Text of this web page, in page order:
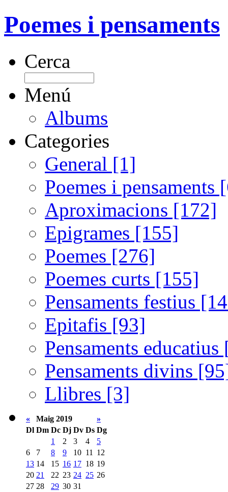
Poemes i pensaments
Cerca
Menú
Albums
Categories
General [1]
Poemes i pensaments
Aproximacions [172]
Epigrames [155]
Poemes [276]
Poemes curts [155]
Pensaments festius
Epitafis [93]
Pensaments
Pensaments divins
Llibres [3]
« Maig 2019
»
Dl Dm Dc Dj Dv Ds Dg
1
2 3 4
5
6
7 8 9 10 11
12
13 14 15 16 17 18 19
20 21 22 23 24 25 26
27 28 29 30 31